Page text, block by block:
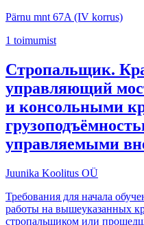
Pärnu mnt 67A (IV korrus)
1 toimumist
Стропальщик.
управляющий
и консольными
управляемыми
Juunika Koolitus OÜ
Требования для начала
работы на вышеуказанных
стропальщиком или